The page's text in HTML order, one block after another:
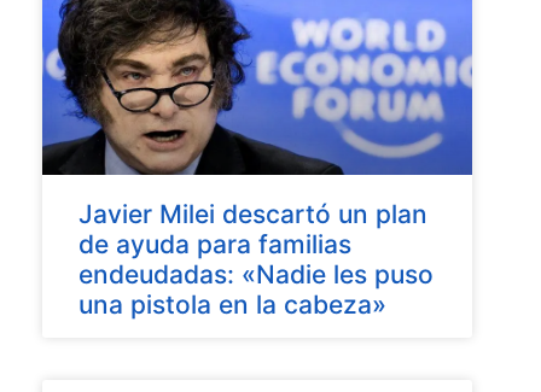
Javier Milei descartó un plan
de ayuda para familias
endeudadas: «Nadie les puso
una pistola en la cabeza»